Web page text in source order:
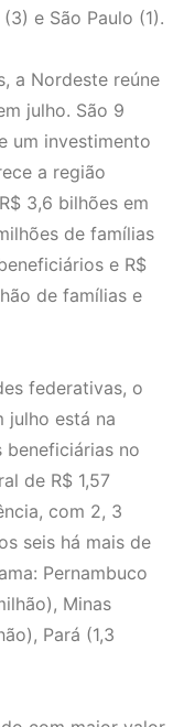
e São Paulo (1).
a Nordeste reúne
julho. São 9
um investimento
a região
3,6 bilhões em
de famílias
e R$
de famílias e
federativas, o
julho está na
beneficiárias no
de R$ 1,57
com 2, 3
seis há mais de
Pernambuco
Minas
Pará (1,3